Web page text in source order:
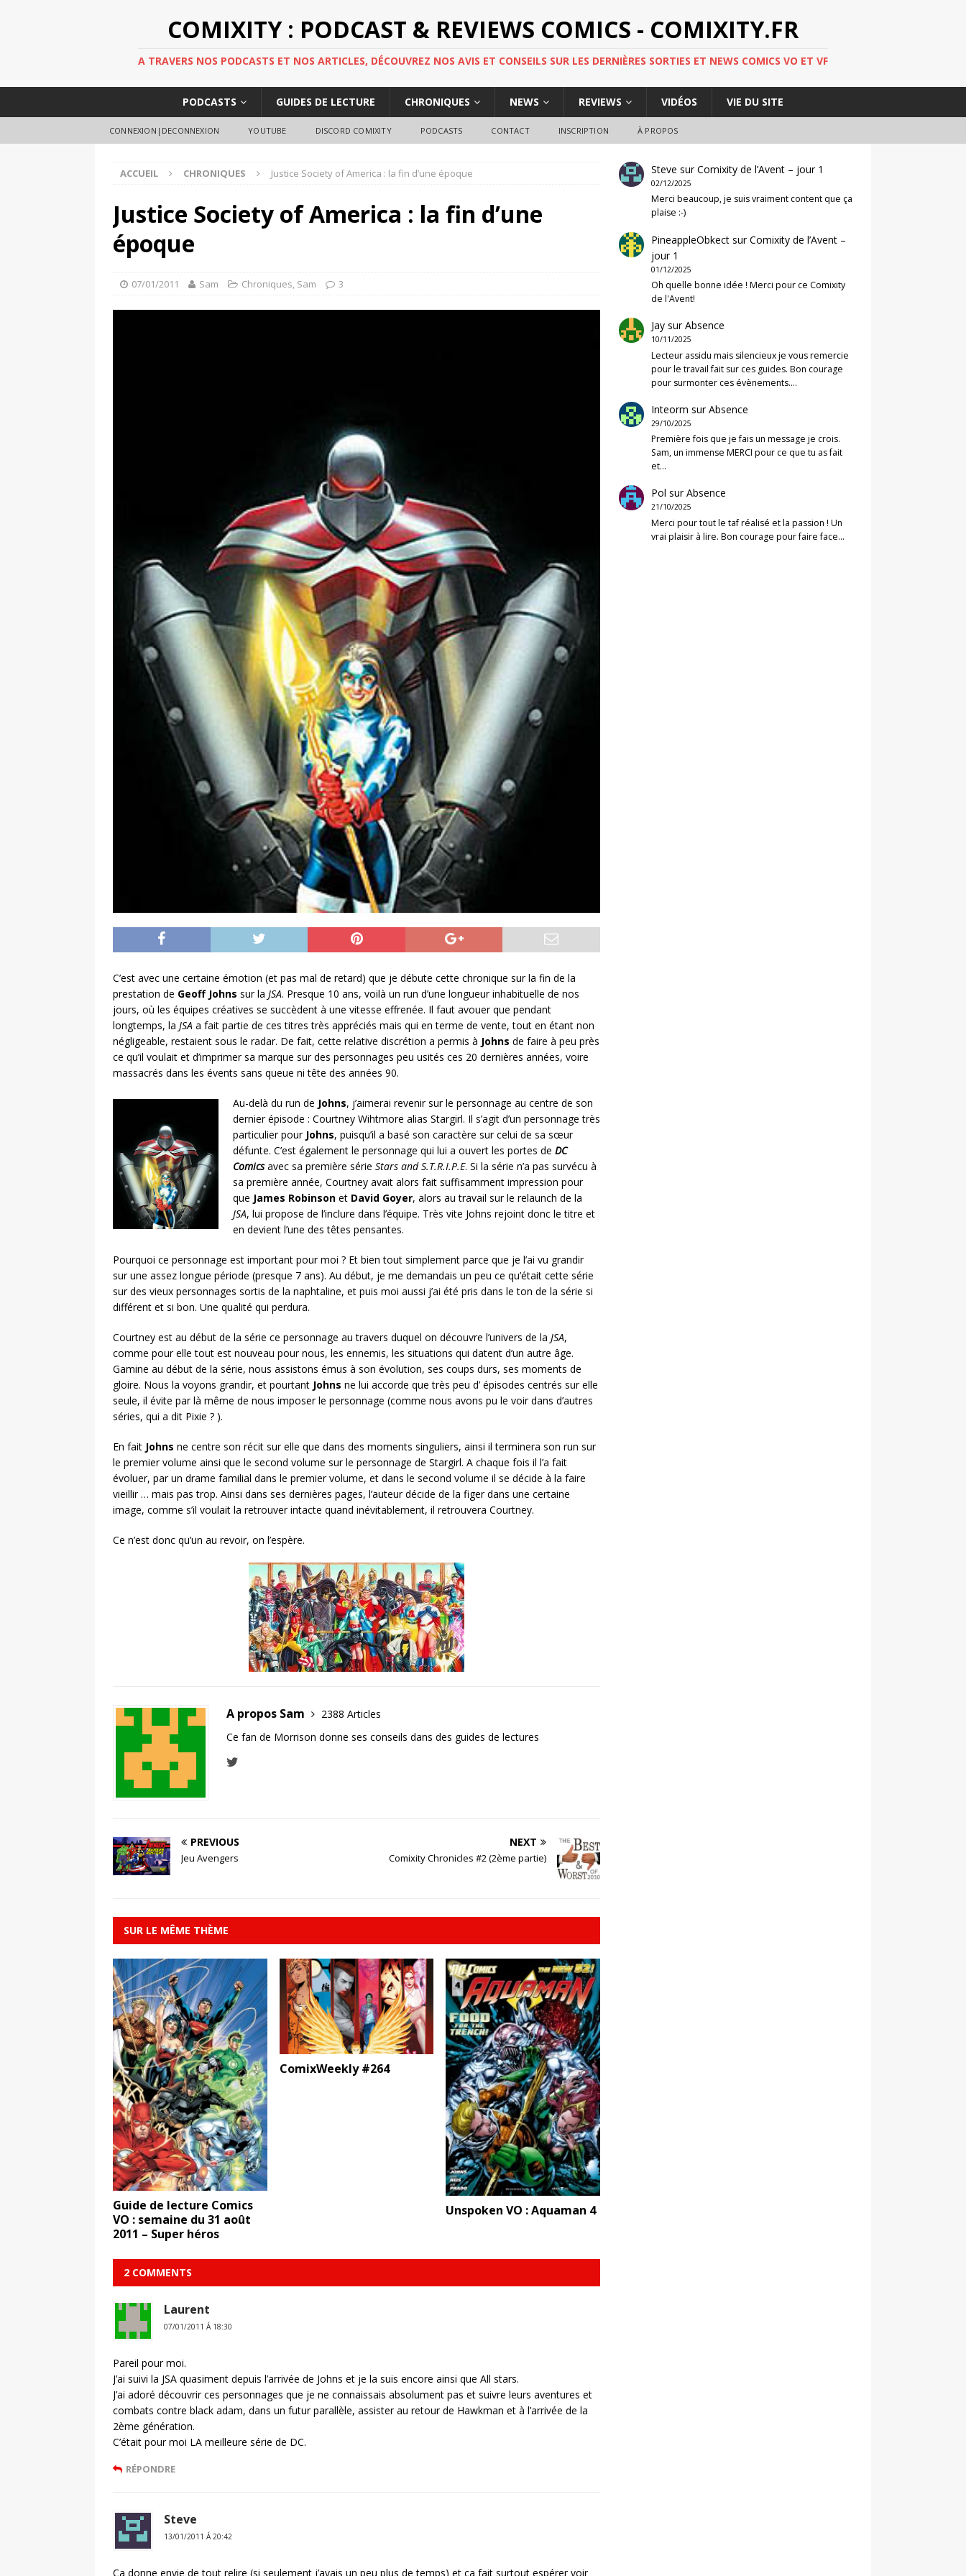
COMIXITY : PODCAST & REVIEWS COMICS - COMIXITY.FR
A TRAVERS NOS PODCASTS ET NOS ARTICLES, DÉCOUVREZ NOS AVIS ET CONSEILS SUR LES DERNIÈRES SORTIES ET NEWS COMICS VO ET VF
PODCASTS GUIDES DE LECTURE CHRONIQUES NEWS REVIEWS VIDÉOS VIE DU SITE
CONNEXION|DECONNEXION YOUTUBE DISCORD COMIXITY PODCASTS CONTACT INSCRIPTION À PROPOS
ACCUEIL CHRONIQUES Justice Society of America : la fin d’une époque
Justice Society of America : la fin d’une
époque
07/01/2011 Sam Chroniques, Sam 3
C’est avec une certaine émotion (et pas mal de retard) que je débute cette chronique sur la fin de la
prestation de Geoff Johns sur la JSA. Presque 10 ans, voilà un run d’une longueur inhabituelle de nos
jours, où les équipes créatives se succèdent à une vitesse effrenée. Il faut avouer que pendant
longtemps, la JSA a fait partie de ces titres très appréciés mais qui en terme de vente, tout en étant non
négligeable, restaient sous le radar. De fait, cette relative discrétion a permis à Johns de faire à peu près
ce qu’il voulait et d’imprimer sa marque sur des personnages peu usités ces 20 dernières années, voire
massacrés dans les évents sans queue ni tête des années 90.
Au-delà du run de Johns, j’aimerai revenir sur le personnage au centre de son
dernier épisode : Courtney Wihtmore alias Stargirl. Il s’agit d’un personnage très
particulier pour Johns, puisqu’il a basé son caractère sur celui de sa sœur
défunte. C’est également le personnage qui lui a ouvert les portes de DC
Comicsavec sa première série Stars and S.T.R.I.P.E. Si la série n’a pas survécu à
sa première année, Courtney avait alors fait suffisamment impression pour
que James Robinson et David Goyer, alors au travail sur le relaunch de la
JSA, lui propose de l’inclure dans l’équipe. Très vite Johns rejoint donc le titre et
en devient l’une des têtes pensantes.
Pourquoi ce personnage est important pour moi ? Et bien tout simplement parce que je l’ai vu grandir
sur une assez longue période (presque 7 ans). Au début, je me demandais un peu ce qu’était cette série
sur des vieux personnages sortis de la naphtaline, et puis moi aussi j’ai été pris dans le ton de la série si
différent et si bon. Une qualité qui perdura.
Courtney est au début de la série ce personnage au travers duquel on découvre l’univers de la JSA,
comme pour elle tout est nouveau pour nous, les ennemis, les situations qui datent d’un autre âge.
Gamine au début de la série, nous assistons émus à son évolution, ses coups durs, ses moments de
gloire. Nous la voyons grandir, et pourtant Johns ne lui accorde que très peu d’ épisodes centrés sur elle
seule, il évite par là même de nous imposer le personnage (comme nous avons pu le voir dans d’autres
séries, qui a dit Pixie ? ).
En fait Johns ne centre son récit sur elle que dans des moments singuliers, ainsi il terminera son run sur
le premier volume ainsi que le second volume sur le personnage de Stargirl. A chaque fois il l’a fait
évoluer, par un drame familial dans le premier volume, et dans le second volume il se décide à la faire
vieillir … mais pas trop. Ainsi dans ses dernières pages, l’auteur décide de la figer dans une certaine
image, comme s’il voulait la retrouver intacte quand inévitablement, il retrouvera Courtney.
Ce n’est donc qu’un au revoir, on l’espère.
A propos Sam
2388 Articles
Ce fan de Morrison donne ses conseils dans des guides de lectures
PREVIOUS
Jeu Avengers
NEXT
Comixity Chronicles #2 (2ème partie)
SUR LE MÊME THÈME
Guide de lecture Comics
VO : semaine du 31 août
2011 – Super héros
ComixWeekly #264
Unspoken VO : Aquaman 4
2 COMMENTS
Laurent
07/01/2011 Á 18:30
Pareil pour moi.
J’ai suivi la JSA quasiment depuis l’arrivée de Johns et je la suis encore ainsi que All stars.
J’ai adoré découvrir ces personnages que je ne connaissais absolument pas et suivre leurs aventures et
combats contre black adam, dans un futur parallèle, assister au retour de Hawkman et à l’arrivée de la
2ème génération.
C’était pour moi LA meilleure série de DC.
RÉPONDRE
Steve
13/01/2011 Á 20:42
Ça donne envie de tout relire (si seulement j’avais un peu plus de temps) et ça fait surtout espérer voir
Steve surComixity de l’Avent – jour 1
02/12/2025
Merci beaucoup, je suis vraiment content que ça
plaise :-)
PineappleObkect surComixity de l’Avent –
jour 1
01/12/2025
Oh quelle bonne idée ! Merci pour ce Comixity
de l'Avent!
Jay surAbsence
10/11/2025
Lecteur assidu mais silencieux je vous remercie
pour le travail fait sur ces guides. Bon courage
pour surmonter ces évènements.…
Inteorm surAbsence
29/10/2025
Première fois que je fais un message je crois.
Sam, un immense MERCI pour ce que tu as fait
et…
Pol surAbsence
21/10/2025
Merci pour tout le taf réalisé et la passion ! Un
vrai plaisir à lire. Bon courage pour faire face…